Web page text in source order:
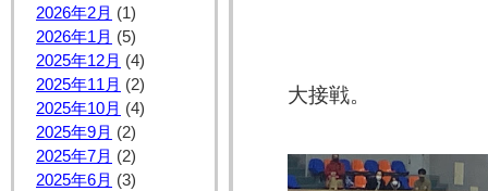
2026年2月 (1)
2026年1月 (5)
2025年12月 (4)
2025年11月 (2)
2025年10月 (4)
2025年9月 (2)
2025年7月 (2)
2025年6月 (3)
大接戦。